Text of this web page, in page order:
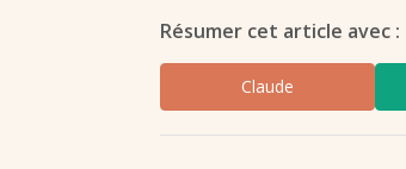
Résumer cet article avec :
Claude